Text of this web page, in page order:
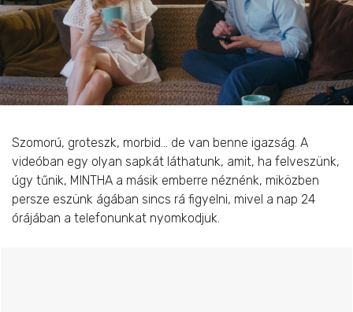
Szomorú, groteszk, morbid… de van benne igazság. A
videóban egy olyan sapkát láthatunk, amit, ha felveszünk,
úgy tűnik, MINTHA a másik emberre néznénk, miközben
persze eszünk ágában sincs rá figyelni, mivel a nap 24
órájában a telefonunkat nyomkodjuk.